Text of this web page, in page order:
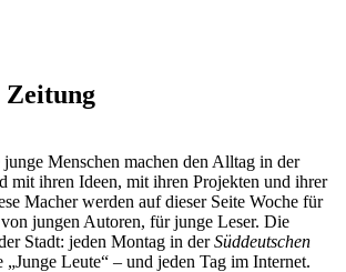
Zeitung
Menschen machen den Alltag in der
mit ihren Ideen, mit ihren Projekten und ihrer
Macher werden auf dieser Seite Woche für
jungen Autoren, für junge Leser. Die
Stadt: jeden Montag in derSüddeutschen
„Junge Leute“ – und jeden Tag im Internet.